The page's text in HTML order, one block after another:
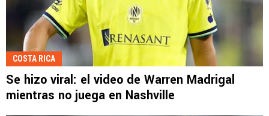
COSTA RICA
Se hizo viral: el video de Warren Madrigal
mientras no juega en Nashville